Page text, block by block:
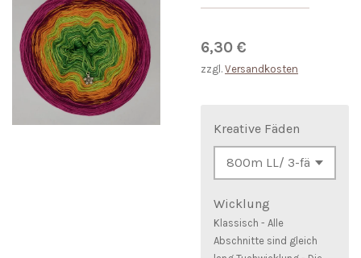
6,30 €
zzgl. Versandkosten
Kreative Fäden
Wicklung
Klassisch - Alle
Abschnitte sind gleich